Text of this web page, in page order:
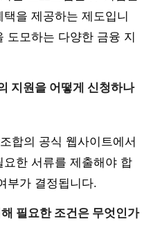
을 제공하는 제도입니
도모하는 다양한 금융 지
지원을 어떻게 신청하나
합의 공식 웹사이트에서
한 서류를 제출해야 합
부가 결정됩니다.
필요한 조건은 무엇인가